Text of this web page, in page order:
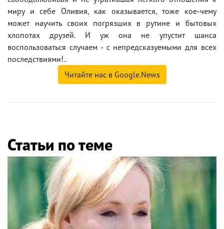
миру и себе Оливия, как оказывается, тоже кое-чему
может научить своих погрязших в рутине и бытовых
хлопотах друзей. И уж она не упустит шанса
воспользоваться случаем - с непредсказуемыми для всех
последствиями!..
Читайте нас в Google.News
Статьи по теме